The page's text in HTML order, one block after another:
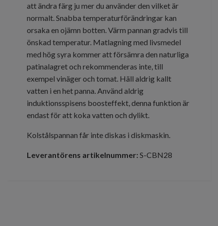
att ändra färg ju mer du använder den vilket är
normalt. Snabba temperaturförändringar kan
orsaka en ojämn botten. Värm pannan gradvis till
önskad temperatur. Matlagning med livsmedel
med hög syra kommer att försämra den naturliga
patinalagret och rekommenderas inte, till
exempel vinäger och tomat. Häll aldrig kallt
vatten i en het panna. Använd aldrig
induktionsspisens boosteffekt, denna funktion är
endast för att koka vatten och dylikt.
Kolstålspannan får inte diskas i diskmaskin.
Leverantörens artikelnummer: S-CBN28